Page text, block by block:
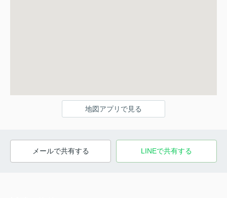
地図アプリで見る
メールで共有する LINEで共有する